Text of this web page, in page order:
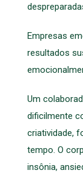
Empresas
resultados
Um
dificilmente
criatividade,
tempo. O
insônia,